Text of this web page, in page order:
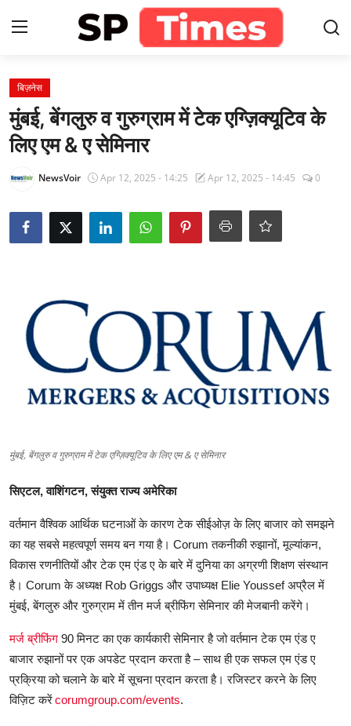
Home
Contact
About
खेल
मनोरंजन
शिक्षा
लाइफस्टाइल
बिज़नेस
English
बिज़नेस
मुंबई, बेंगलुरु व गुरुग्राम में टेक एग्ज़िक्यूटिव के
लिए एम & ए सेमिनार
NewsVoir Apr 12, 2025 - 14:25 Apr 12, 2025 - 14:45 0
मुंबई, बेंगलुरु व गुरुग्राम में टेक एग्ज़िक्यूटिव के लिए एम & ए सेमिनार
सिएटल, वाशिंगटन, संयुक्त राज्य अमेरिका
वर्तमान वैश्विक आर्थिक घटनाओं के कारण टेक सीईओज़ के लिए बाजार को समझने
का यह सबसे महत्वपूर्ण समय बन गया है। Corum तकनीकी रुझानों, मूल्यांकन,
विकास रणनीतियों और टेक एम एंड ए के बारे में दुनिया का अग्रणी शिक्षण संस्थान
है। Corum के अध्यक्ष Rob Griggs और उपाध्यक्ष Elie Youssef अप्रैल में
मुंबई, बेंगलुरु और गुरुग्राम में तीन मर्ज ब्रीफिंग सेमिनार की मेजबानी करेंगे।
मर्ज ब्रीफिंग 90 मिनट का एक कार्यकारी सेमिनार है जो वर्तमान टेक एम एंड ए
बाजार रुझानों पर एक अपडेट प्रदान करता है – साथ ही एक सफल एम एंड ए
प्रक्रिया को चलाने के बारे में सूचना प्रदान करता है। रजिस्टर करने के लिए
विज़िट करेंcorumgroup.com/events.